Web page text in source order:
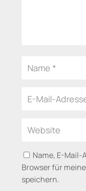
Name, E-Mail-
Browser für
speichern.